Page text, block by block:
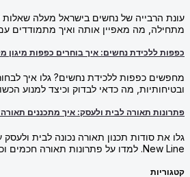
עונת הרבייה של נחשים בישראל מעלה שאלות
מתחילה, מה מאפיין אותה ואיך מתמודדים
כפפות ללכידת נחשים: איך בוחרים כפפות מיגון
מחפשים כפפות ללכידת נחשים? גלו איך
ובטיחותיות, מה כדאי לבדוק וכיצד למנוע
פתרונות תאורה לבית ולעסק: איך מתכננים תאורה
גלו את סודות תכנון תאורה נכונה לבית
New Line. למדו על פתרונות תאורה חכמים וכיצד ליצור אווירה מושלמת.
קטגוריות